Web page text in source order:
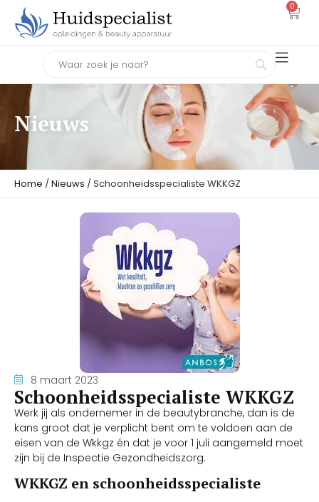
0
Nieuws
Home /Nieuws / Schoonheidsspecialiste WKKGZ
Schoonheidsspecialiste WKKGZ
Werk jij als ondernemer in de beautybranche, dan is de
kans groot dat je verplicht bent om te voldoen aan de
eisen van de Wkkgz én dat je voor 1 juli aangemeld moet
zijn bij de Inspectie Gezondheidszorg.
WKKGZ en schoonheidsspecialiste
8 maart 2023